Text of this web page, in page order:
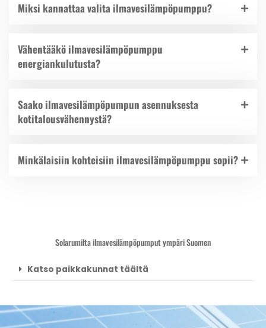
Miksi kannattaa valita ilmavesilämpöpumppu?
Vähentääkö ilmavesilämpöpumppu
energiankulutusta?
Saako ilmavesilämpöpumpun asennuksesta
kotitalousvähennystä?
Minkälaisiin kohteisiin ilmavesilämpöpumppu sopii?
Solarumilta ilmavesilämpöpumput ympäri Suomen
Katso paikkakunnat täältä